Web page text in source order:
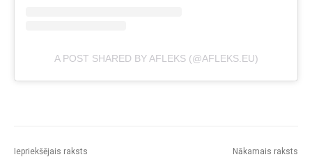
A POST SHARED BY AFLEKS (@AFLEKS.EU)
Iepriekšējais raksts Nākamais raksts